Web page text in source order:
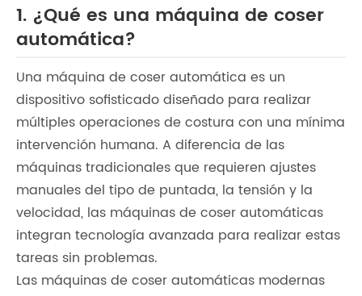
1. ¿Qué es una máquina de coser
automática?
Una máquina de coser automática es un
dispositivo sofisticado diseñado para realizar
múltiples operaciones de costura con una mínima
intervención humana. A diferencia de las
máquinas tradicionales que requieren ajustes
manuales del tipo de puntada, la tensión y la
velocidad, las máquinas de coser automáticas
integran tecnología avanzada para realizar estas
tareas sin problemas.
Las máquinas de coser automáticas modernas